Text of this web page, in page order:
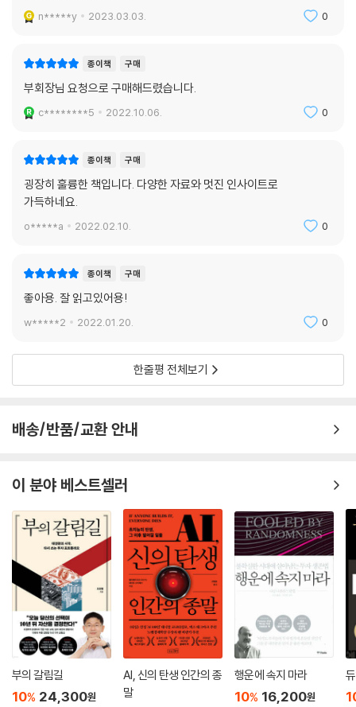
n*****y 2023.03.03. 0
종이책 구매
부회장님 요청으로 구매해드렸습니다.
c********5 2022.10.06. 0
종이책 구매
굉장히 훌륭한 책입니다. 다양한 자료와 멋진 인사이트로
가득하네요.
o*****a 2022.02.10. 0
종이책 구매
좋아용. 잘 읽고있어용!
w*****2 2022.01.20. 0
한줄평 전체보기
배송/반품/교환 안내
이 분야 베스트셀러
부의 갈림길
10% 24,300원
AI, 신의 탄생 인간의 종
말
행운에 속지 마라
10% 16,200원